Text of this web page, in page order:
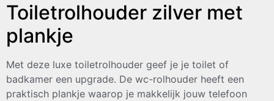
Toiletrolhouder zilver met
plankje
Met deze luxe toiletrolhouder geef je je toilet of
badkamer een upgrade. De wc-rolhouder heeft een
praktisch plankje waarop je makkelijk jouw telefoon